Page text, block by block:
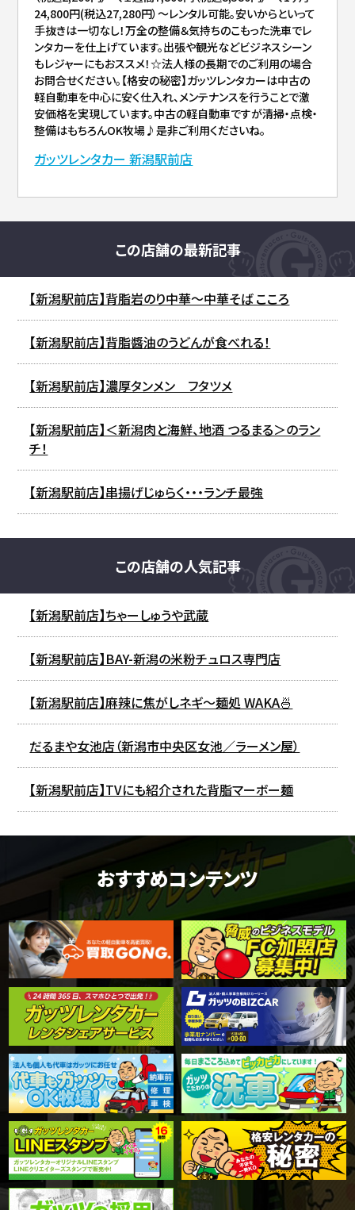
24,800円(税込27,280円）～レンタル可能。安いからといって
手抜きは一切なし！万全の整備＆気持ちのこもった洗車でレ
ンタカーを仕上げています。出張や観光などビジネスシーン
もレジャーにもおススメ！☆法人様の長期でのご利用の場合
お問合せください。【格安の秘密】ガッツレンタカーは中古の
軽自動車を中心に安く仕入れ、メンテナンスを行うことで激
安価格を実現しています。中古の軽自動車ですが清掃・点検・
整備はもちろんOK牧場♪是非ご利用くださいね。
ガッツレンタカー 新潟駅前店
この店舗の最新記事
【新潟駅前店】背脂岩のり中華～中華そば こころ
【新潟駅前店】背脂醬油のうどんが食べれる！
【新潟駅前店】濃厚タンメン フタツメ
【新潟駅前店】＜新潟肉と海鮮、地酒 つるまる＞のラン
チ！
【新潟駅前店】串揚げじゅらく・・・ランチ最強
この店舗の人気記事
【新潟駅前店】ちゃーしゅうや武蔵
【新潟駅前店】BAY-新潟の米粉チュロス専門店
【新潟駅前店】麻辣に焦がしネギ～麺処 WAKA🍜
だるまや女池店（新潟市中央区女池／ラーメン屋）
【新潟駅前店】TVにも紹介された背脂マーボー麺
おすすめコンテンツ